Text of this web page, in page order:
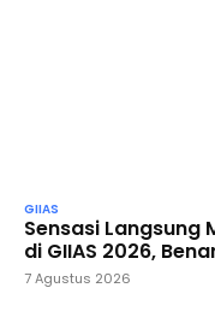
GIIAS
Sensasi Langsung
di GIIAS 2026,
7 Agustus 2026